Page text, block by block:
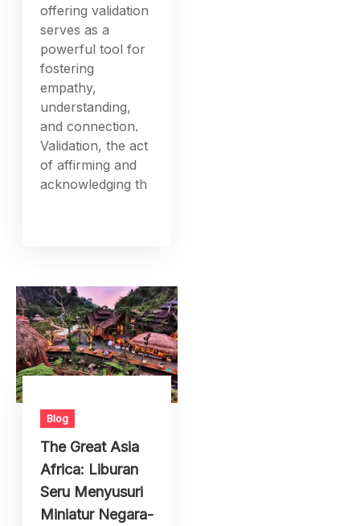
offering validation
serves as a
powerful tool for
fostering
empathy,
understanding,
and connection.
Validation, the act
of affirming and
acknowledging th
Blog
The Great Asia
Africa: Liburan
Seru Menyusuri
Miniatur Negara-